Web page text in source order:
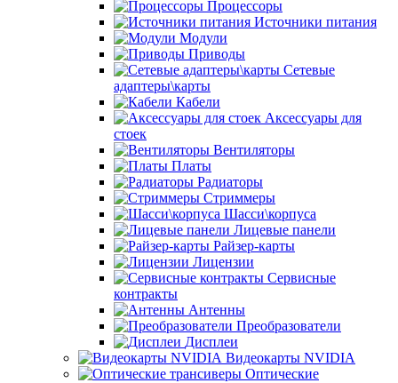
Процессоры
Источники питания
Модули
Приводы
Сетевые
адаптеры\карты
Кабели
Аксессуары для
стоек
Вентиляторы
Платы
Радиаторы
Стриммеры
Шасси\корпуса
Лицевые панели
Райзер-карты
Лицензии
Сервисные
контракты
Антенны
Преобразователи
Дисплеи
Видеокарты NVIDIA
Оптические